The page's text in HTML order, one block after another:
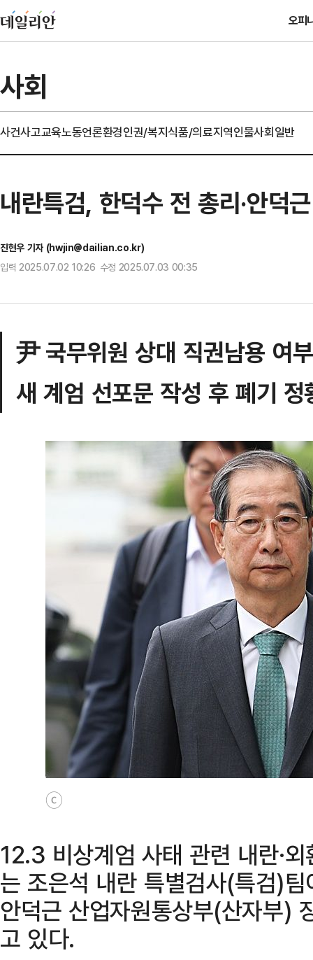
오피
사회
사건사고교육노동언론환경인권/복지식품/의료지역인물사회일반
내란특검, 한덕수 전 총리·안덕
진현우 기자 (hwjin@dailian.co.kr)
입력 2025.07.02 10:26 수정 2025.07.03 00:35
尹 국무위원 상대 직권남용 여
새 계엄 선포문 작성 후 폐기 정
ⓒ
12.3 비상계엄 사태 관련 내란·
는 조은석 내란 특별검사(특검)
안덕근 산업자원통상부(산자부)
고 있다.